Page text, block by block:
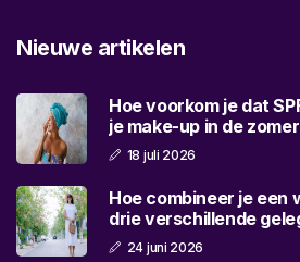
Nieuwe artikelen
Hoe voorkom je dat
je make-up in de
18 juli 2026
Hoe combineer je een
drie verschillende
24 juni 2026